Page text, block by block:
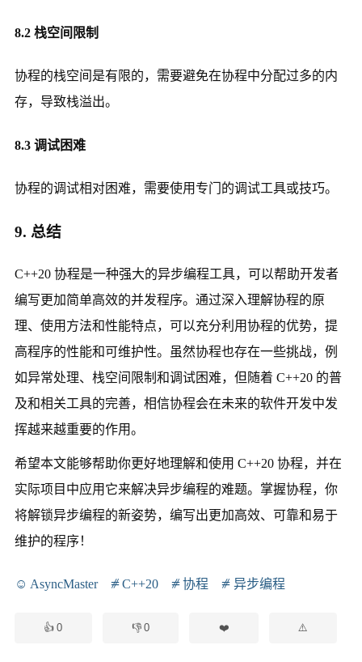
8.2 栈空间限制
协程的栈空间是有限的，需要避免在协程中分配过多的内
存，导致栈溢出。
8.3 调试困难
协程的调试相对困难，需要使用专门的调试工具或技巧。
9. 总结
C++20 协程是一种强大的异步编程工具，可以帮助开发者
编写更加简单高效的并发程序。通过深入理解协程的原
理、使用方法和性能特点，可以充分利用协程的优势，提
高程序的性能和可维护性。虽然协程也存在一些挑战，例
如异常处理、栈空间限制和调试困难，但随着 C++20 的普
及和相关工具的完善，相信协程会在未来的软件开发中发
挥越来越重要的作用。
希望本文能够帮助你更好地理解和使用 C++20 协程，并在
实际项目中应用它来解决异步编程的难题。掌握协程，你
将解锁异步编程的新姿势，编写出更加高效、可靠和易于
维护的程序！
AsyncMaster C++20 协程 异步编程
0 0